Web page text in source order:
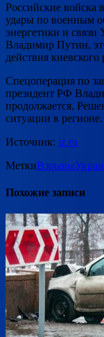
Российские войска
удары по военным
энергетики и
Владимир Путин,
действия
Спецоперация по
президент РФ
продолжается.
ситуации в регионе.
Источник: iz.ru
МеткиВзрывы
Похожие записи